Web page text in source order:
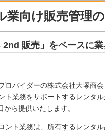
業向け販売管理
2nd 販売」をベースに
ロバイダーの株式会社大塚商
ト業務をサポートするレンタ
ら提供いたします。
ント業務は、所有するレンタ